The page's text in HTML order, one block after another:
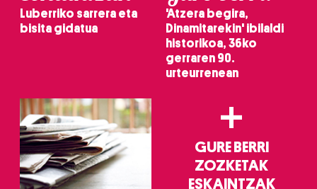
Luberriko sarrera eta
bisita gidatua
'Atzera begira,
Dinamitarekin' ibilaldi
historikoa, 36ko
gerraren 90.
urteurrenean
+
GURE BERRI
ZOZKETAK
ESKAINTZAK